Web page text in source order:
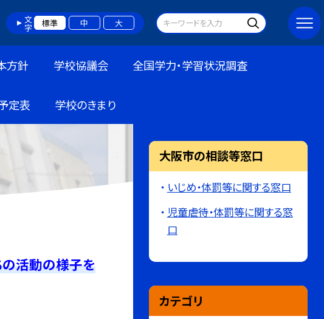
文字 標準 中 大
方針 学校協議会 全国学力・学習状況調査
定表 学校のきまり
の活動の様子を
大阪市の相談等窓口
いじめ・体罰等に関する窓口
児童虐待・体罰等に関する窓
口
カテゴリ